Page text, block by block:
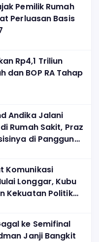
Pemilik Rumah
Perluasan Basis
Rp4,1 Triliun
dan BOP RA Tahap
Andika Jalani
Rumah Sakit, Praz
di Panggung
Komunikasi
Longgar, Kubu
Kekuatan Politik
ke Semifinal
Janji Bangkit